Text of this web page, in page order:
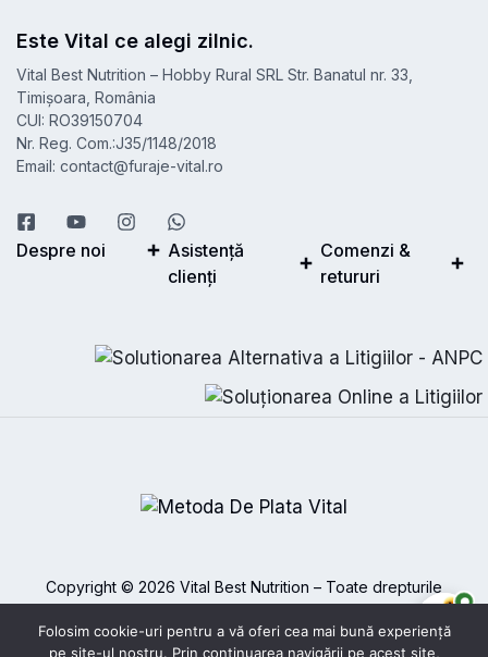
Este Vital ce alegi zilnic.
Vital Best Nutrition – Hobby Rural SRL Str. Banatul nr. 33,
Timișoara, România
CUI: RO39150704
Nr. Reg. Com.:J35/1148/2018
Email: contact@furaje-vital.ro
Despre noi
Asistență
clienți
Comenzi &
retururi
Copyright © 2026 Vital Best Nutrition – Toate drepturile
rezervate.
Folosim cookie-uri pentru a vă oferi cea mai bună experiență
pe site-ul nostru. Prin continuarea navigării pe acest site,